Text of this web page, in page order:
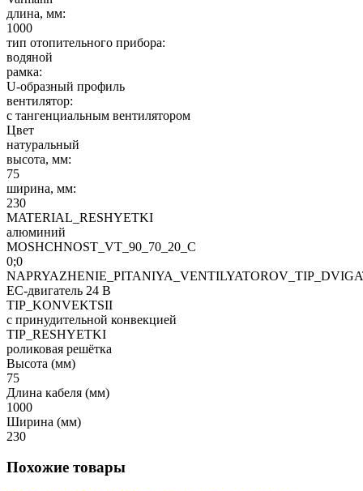
длина, мм:
1000
тип отопительного прибора:
водяной
рамка:
U-образный профиль
вентилятор:
с тангенциальным вентилятором
Цвет
натуральный
высота, мм:
75
ширина, мм:
230
MATERIAL_RESHYETKI
алюминий
MOSHCHNOST_VT_90_70_20_C
0;0
EC-двигатель 24 В
TIP_KONVEKTSII
с принудительной конвекцией
TIP_RESHYETKI
роликовая решётка
Высота (мм)
75
Длина кабеля (мм)
1000
Ширина (мм)
230
Похожие товары